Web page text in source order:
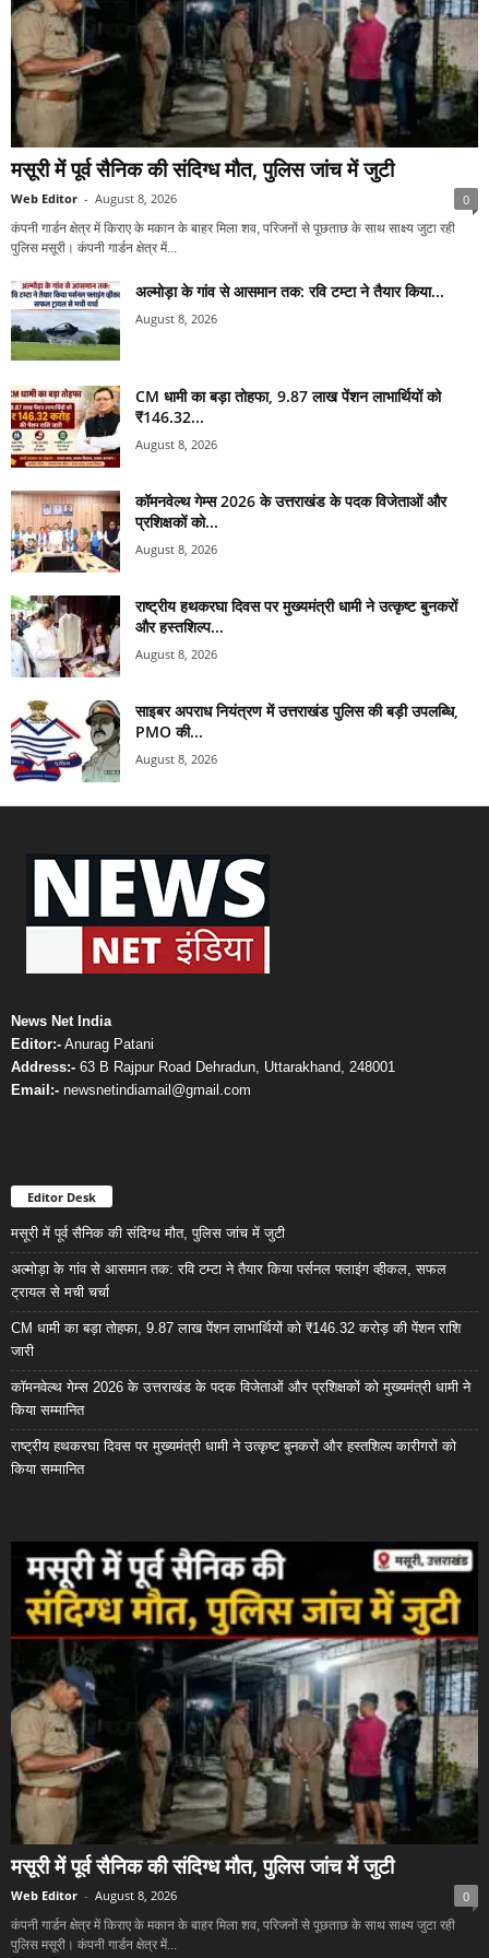
मसूरी में पूर्व सैनिक की संदिग्ध मौत, पुलिस जांच में जुटी
Web Editor - August 8, 2026 0
कंपनी गार्डन क्षेत्र में किराए के मकान के बाहर मिला शव, परिजनों से पूछताछ के साथ साक्ष्य जुटा रही
पुलिस मसूरी। कंपनी गार्डन क्षेत्र में...
अल्मोड़ा के गांव से आसमान तक: रवि टम्टा ने तैयार किया...
August 8, 2026
CM धामी का बड़ा तोहफा, 9.87 लाख पेंशन लाभार्थियों को
₹146.32...
August 8, 2026
कॉमनवेल्थ गेम्स 2026 के उत्तराखंड के पदक विजेताओं और
प्रशिक्षकों को...
August 8, 2026
राष्ट्रीय हथकरघा दिवस पर मुख्यमंत्री धामी ने उत्कृष्ट बुनकरों
और हस्तशिल्प...
August 8, 2026
साइबर अपराध नियंत्रण में उत्तराखंड पुलिस की बड़ी उपलब्धि,
PMO की...
August 8, 2026
News Net India
Editor:- Anurag Patani
Address:- 63 B Rajpur Road Dehradun, Uttarakhand, 248001
Email:- newsnetindiamail@gmail.com
Editor Desk
मसूरी में पूर्व सैनिक की संदिग्ध मौत, पुलिस जांच में जुटी
अल्मोड़ा के गांव से आसमान तक: रवि टम्टा ने तैयार किया पर्सनल फ्लाइंग व्हीकल, सफल
ट्रायल से मची चर्चा
CM धामी का बड़ा तोहफा, 9.87 लाख पेंशन लाभार्थियों को ₹146.32 करोड़ की पेंशन राशि
जारी
कॉमनवेल्थ गेम्स 2026 के उत्तराखंड के पदक विजेताओं और प्रशिक्षकों को मुख्यमंत्री धामी ने
किया सम्मानित
राष्ट्रीय हथकरघा दिवस पर मुख्यमंत्री धामी ने उत्कृष्ट बुनकरों और हस्तशिल्प कारीगरों को
किया सम्मानित
मसूरी में पूर्व सैनिक की संदिग्ध मौत, पुलिस जांच में जुटी
Web Editor - August 8, 2026 0
कंपनी गार्डन क्षेत्र में किराए के मकान के बाहर मिला शव, परिजनों से पूछताछ के साथ साक्ष्य जुटा रही
पुलिस मसूरी। कंपनी गार्डन क्षेत्र में...